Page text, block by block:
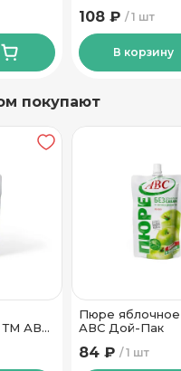
1 шт
108 ₽
В корзину
покупают
ТМ АВС
Пюре
АВС Дой-Пак
1 шт
84 ₽